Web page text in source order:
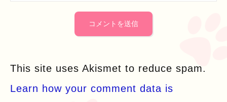
This site uses Akismet to reduce spam.
Learn how your comment data is